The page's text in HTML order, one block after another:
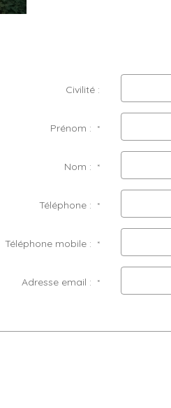
Civilité :
Prénom : *
Nom : *
Téléphone : *
Téléphone mobile : *
Adresse email : *